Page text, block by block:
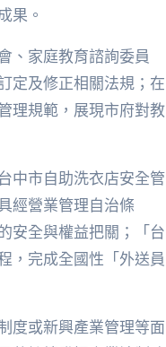
果。
、家庭教育諮詢委員
定及修正相關法規；在
理規範，展現市府對教
中市自助洗衣店安全管
經營業管理自治條
安全與權益把關；「台
，完成全國性「外送員
度或新興產業管理等面